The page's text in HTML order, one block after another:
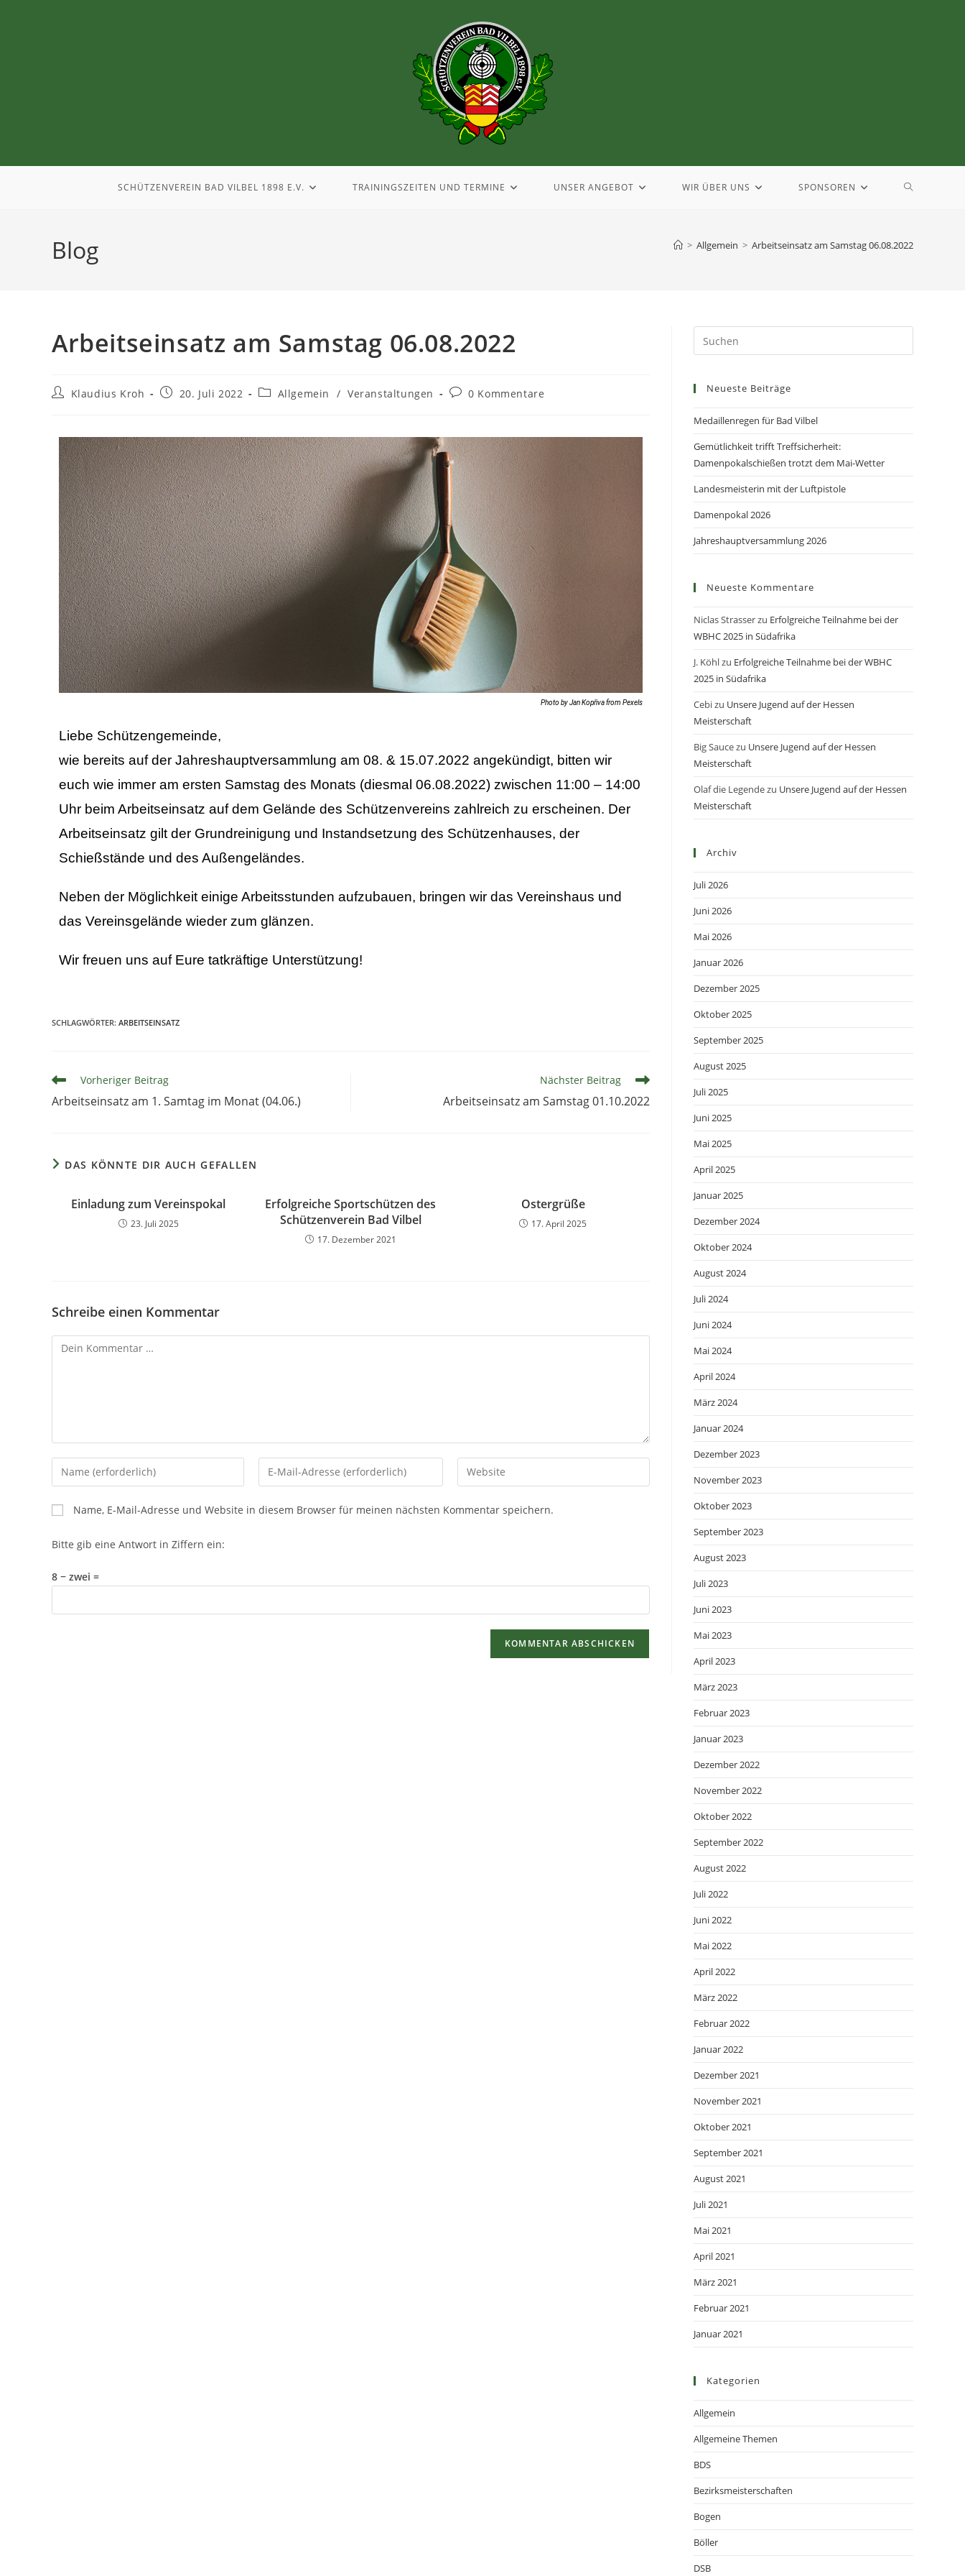
SCHÜTZENVEREIN BAD VILBEL 1898 E.V. TRAININGSZEITEN UND TERMINE UNSER ANGEBOT WIR ÜBER UNS SPONSOREN
Blog > Allgemein > Arbeitseinsatz am Samstag 06.08.2022
Arbeitseinsatz am Samstag 06.08.2022
Klaudius Kroh 20. Juli 2022 Allgemein / Veranstaltungen 0 Kommentare
Photo by Jan Kopřiva from Pexels
Liebe Schützengemeinde,
wie bereits auf der Jahreshauptversammlung am 08. & 15.07.2022 angekündigt, bitten wir
euch wie immer am ersten Samstag des Monats (diesmal 06.08.2022) zwischen 11:00 – 14:00
Uhr beim Arbeitseinsatz auf dem Gelände des Schützenvereins zahlreich zu erscheinen. Der
Arbeitseinsatz gilt der Grundreinigung und Instandsetzung des Schützenhauses, der
Schießstände und des Außengeländes.
Neben der Möglichkeit einige Arbeitsstunden aufzubauen, bringen wir das Vereinshaus und
das Vereinsgelände wieder zum glänzen.
Wir freuen uns auf Eure tatkräftige Unterstützung!
SCHLAGWÖRTER: ARBEITSEINSATZ
Vorheriger Beitrag
Arbeitseinsatz am 1. Samtag im Monat (04.06.)
Nächster Beitrag
Arbeitseinsatz am Samstag 01.10.2022
DAS KÖNNTE DIR AUCH GEFALLEN
Einladung zum Vereinspokal
23. Juli 2025
Erfolgreiche Sportschützen des
Schützenverein Bad Vilbel
17. Dezember 2021
Ostergrüße
17. April 2025
Schreibe einen Kommentar
Name, E-Mail-Adresse und Website in diesem Browser für meinen nächsten Kommentar speichern.
Bitte gib eine Antwort in Ziffern ein:
8 − zwei =
Neueste Beiträge
Medaillenregen für Bad Vilbel
Gemütlichkeit trifft Treffsicherheit:
Damenpokalschießen trotzt dem Mai-Wetter
Landesmeisterin mit der Luftpistole
Damenpokal 2026
Jahreshauptversammlung 2026
Neueste Kommentare
Niclas Strasserzu Erfolgreiche Teilnahme bei der
WBHC 2025 in Südafrika
J. Köhlzu Erfolgreiche Teilnahme bei der WBHC
2025 in Südafrika
Cebizu Unsere Jugend auf der Hessen
Meisterschaft
Big Saucezu Unsere Jugend auf der Hessen
Meisterschaft
Olaf die Legendezu Unsere Jugend auf der Hessen
Meisterschaft
Archiv
Juli 2026
Juni 2026
Mai 2026
Januar 2026
Dezember 2025
Oktober 2025
September 2025
August 2025
Juli 2025
Juni 2025
Mai 2025
April 2025
Januar 2025
Dezember 2024
Oktober 2024
August 2024
Juli 2024
Juni 2024
Mai 2024
April 2024
März 2024
Januar 2024
Dezember 2023
November 2023
Oktober 2023
September 2023
August 2023
Juli 2023
Juni 2023
Mai 2023
April 2023
März 2023
Februar 2023
Januar 2023
Dezember 2022
November 2022
Oktober 2022
September 2022
August 2022
Juli 2022
Juni 2022
Mai 2022
April 2022
März 2022
Februar 2022
Januar 2022
Dezember 2021
November 2021
Oktober 2021
September 2021
August 2021
Juli 2021
Mai 2021
April 2021
März 2021
Februar 2021
Januar 2021
Kategorien
Allgemein
Allgemeine Themen
BDS
Bezirksmeisterschaften
Bogen
Böller
DSB